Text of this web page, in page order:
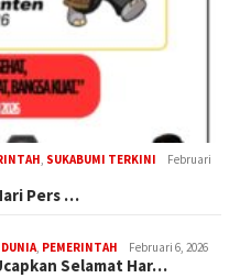
, SUKABUMI TERKINI
Februari
Pers …
DUNIA, PEMERINTAH Februari 6, 2026
Selamat Har…